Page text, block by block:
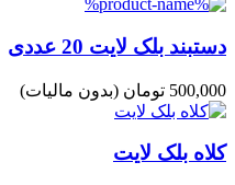
دستبند بلک لایت 20 عددی
500,000 تومان (بدون مالیات)
کلاه بلک لایت